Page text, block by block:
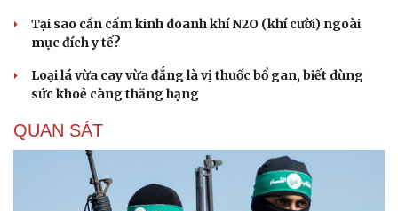
Tại sao cần cấm kinh doanh khí N2O (khí cười) ngoài
mục đích y tế?
Loại lá vừa cay vừa đắng là vị thuốc bổ gan, biết dùng
sức khoẻ càng thăng hạng
QUAN SÁT